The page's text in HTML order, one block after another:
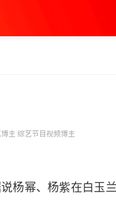
主 综艺节目视频博主
杨幂、杨紫在白玉